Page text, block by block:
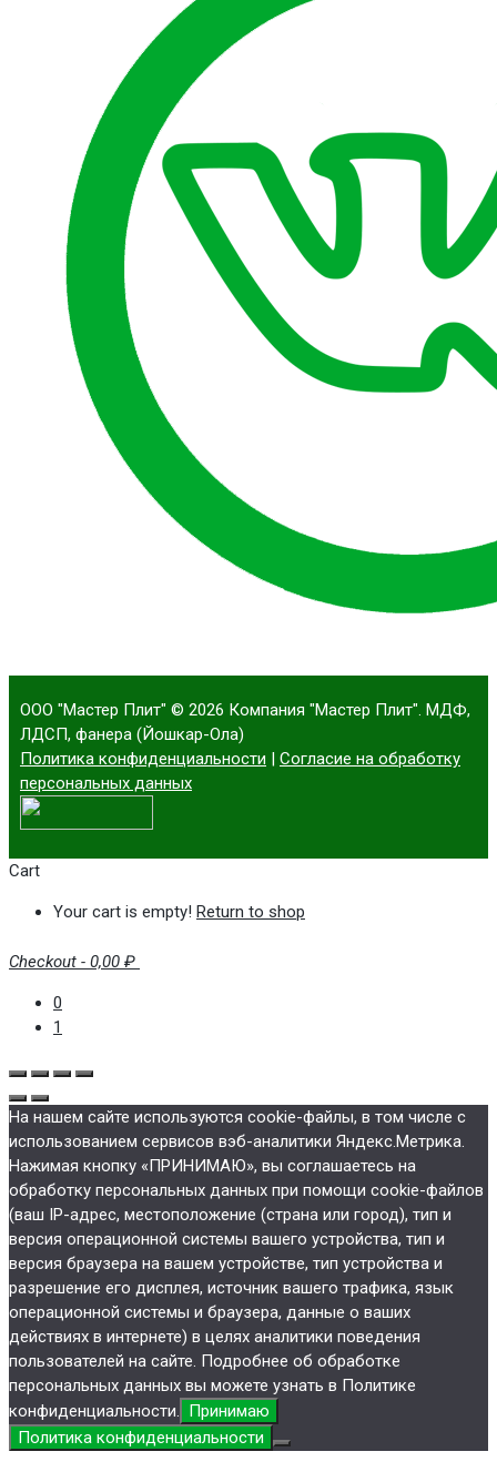
ООО "Мастер Плит" © 2026 Компания "Мастер Плит". МДФ,
ЛДСП, фанера (Йошкар-Ола)
Политика конфиденциальности | Согласие на обработку
персональных данных
Cart
Your cart is empty! Return to shop
Checkout - 0,00 ₽
0
1
На нашем сайте используются cookie-файлы, в том числе с
использованием сервисов вэб-аналитики Яндекс.Метрика.
Нажимая кнопку «ПРИНИМАЮ», вы соглашаетесь на
обработку персональных данных при помощи cookie-файлов
(ваш IP-адрес, местоположение (страна или город), тип и
версия операционной системы вашего устройства, тип и
версия браузера на вашем устройстве, тип устройства и
разрешение его дисплея, источник вашего трафика, язык
операционной системы и браузера, данные о ваших
действиях в интернете) в целях аналитики поведения
пользователей на сайте. Подробнее об обработке
персональных данных вы можете узнать в Политике
конфиденциальности. Принимаю
Политика конфиденциальности